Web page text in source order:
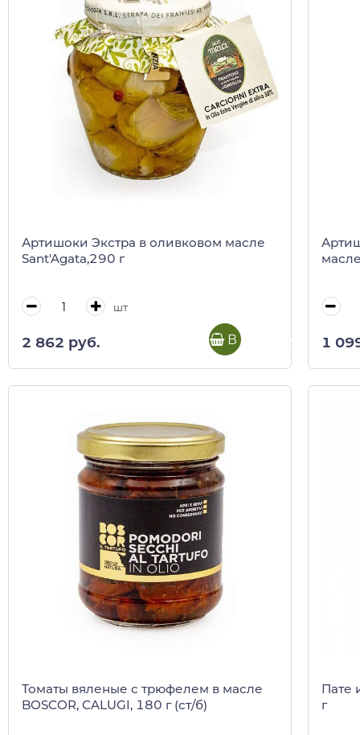
Артишоки Экстра в оливковом масле
Sant'Agata,290 г
шт
2 862 руб. В корзину 1
Томаты вяленые с трюфелем в масле
BOSCOR, CALUGI, 180 г (ст/б)
Пате
г